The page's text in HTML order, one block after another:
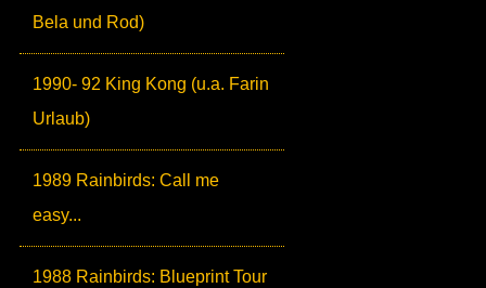
Bela und Rod)
1990- 92 King Kong (u.a. Farin
Urlaub)
1989 Rainbirds: Call me
easy...
1988 Rainbirds: Blueprint Tour